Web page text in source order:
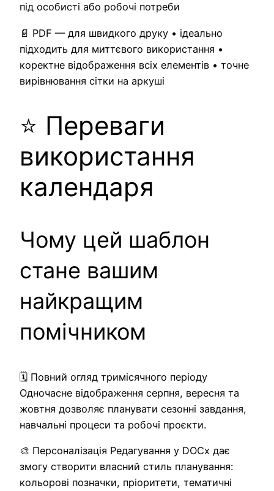
під особисті або робочі потреби
📄 PDF — для швидкого друку • ідеально
підходить для миттєвого використання •
коректне відображення всіх елементів • точне
вирівнювання сітки на аркуші
⭐ Переваги
використання
календаря
Чому цей шаблон
стане вашим
найкращим
помічником
🗓️ Повний огляд тримісячного періоду
Одночасне відображення серпня, вересня та
жовтня дозволяє планувати сезонні завдання,
навчальні процеси та робочі проєкти.
🎨 Персоналізація Редагування у DOCx дає
змогу створити власний стиль планування:
кольорові позначки, пріоритети, тематичні